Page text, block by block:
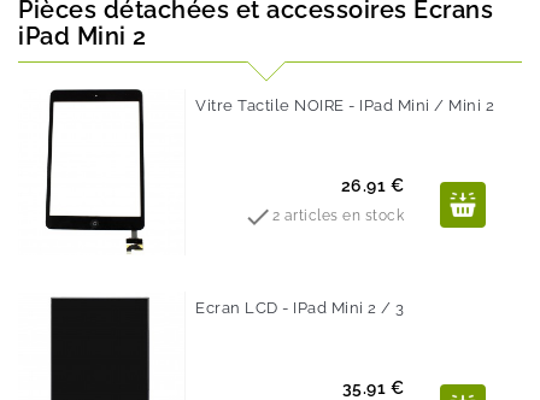
Pièces détachées et accessoires Ecrans
iPad Mini 2
Vitre Tactile NOIRE - IPad Mini / Mini 2
Prix
26.91 €
 2 articles en stock
Ecran LCD - IPad Mini 2 / 3
Prix
35.91 €